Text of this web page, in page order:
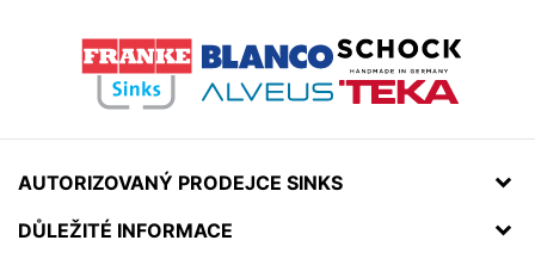
AUTORIZOVANÝ PRODEJCE SINKS
DŮLEŽITÉ INFORMACE